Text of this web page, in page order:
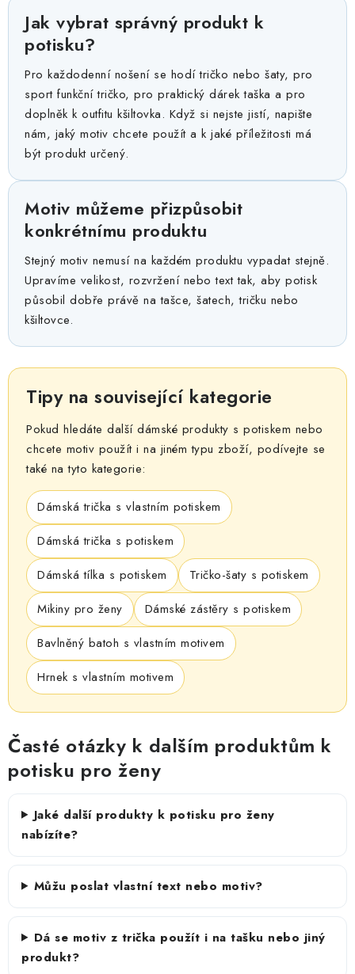
Jak vybrat správný produkt k
potisku?
Pro každodenní nošení se hodí tričko nebo šaty, pro
sport funkční tričko, pro praktický dárek taška a pro
doplněk k outfitu kšiltovka. Když si nejste jistí, napište
nám, jaký motiv chcete použít a k jaké příležitosti má
být produkt určený.
Motiv můžeme přizpůsobit
konkrétnímu produktu
Stejný motiv nemusí na každém produktu vypadat stejně.
Upravíme velikost, rozvržení nebo text tak, aby potisk
působil dobře právě na tašce, šatech, tričku nebo
kšiltovce.
Tipy na související kategorie
Pokud hledáte další dámské produkty s potiskem nebo
chcete motiv použít i na jiném typu zboží, podívejte se
také na tyto kategorie:
Dámská trička s vlastním potiskem
Dámská trička s potiskem
Dámská tílka s potiskem
Tričko-šaty s potiskem
Mikiny pro ženy
Dámské zástěry s potiskem
Bavlněný batoh s vlastním motivem
Hrnek s vlastním motivem
Časté otázky k dalším produktům k
potisku pro ženy
Jaké další produkty k potisku pro ženy
nabízíte?
Můžu poslat vlastní text nebo motiv?
Dá se motiv z trička použít i na tašku nebo jiný
produkt?